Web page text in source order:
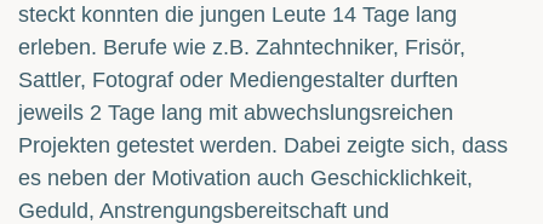
steckt konnten die jungen Leute 14 Tage lang
erleben. Berufe wie z.B. Zahntechniker, Frisör,
Sattler, Fotograf oder Mediengestalter durften
jeweils 2 Tage lang mit abwechslungsreichen
Projekten getestet werden. Dabei zeigte sich, dass
es neben der Motivation auch Geschicklichkeit,
Geduld, Anstrengungsbereitschaft und